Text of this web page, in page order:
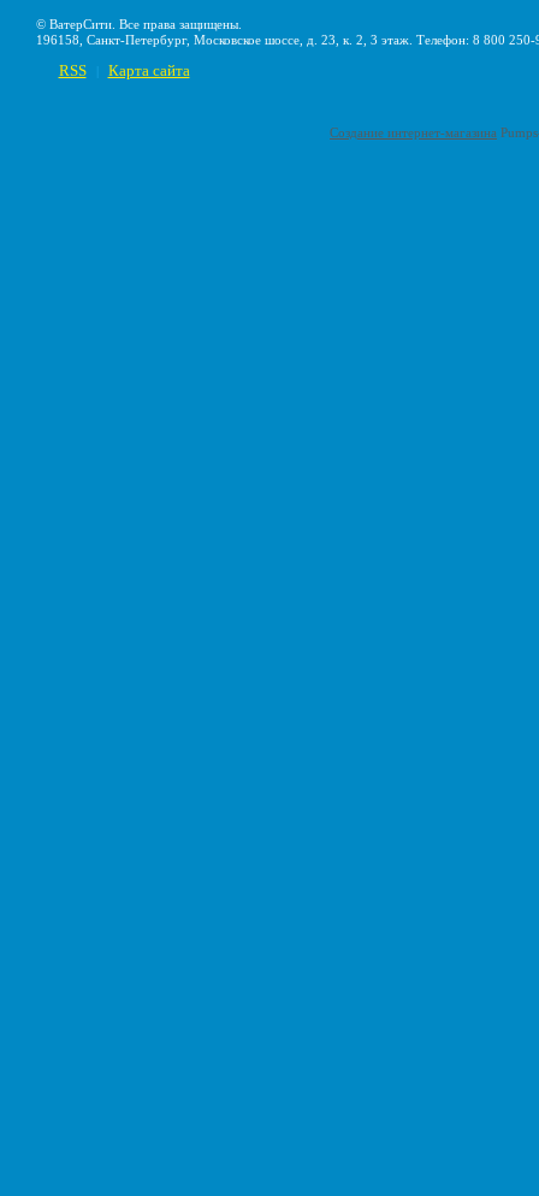
© ВатерСити. Все права защищены.
196158, Санкт-Петербург, Московское шоссе, д. 23, к. 2, 3 этаж. Телефон: 8 800
RSS Карта сайта
Создание интернет-магазина